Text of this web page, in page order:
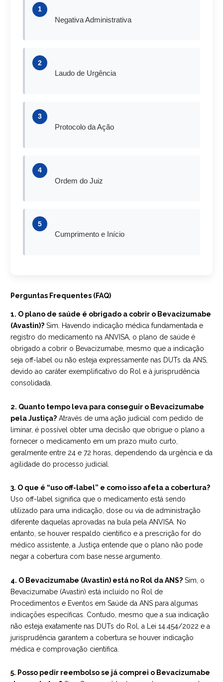
1
Negativa Administrativa
2
Laudo de Urgência
3
Protocolo da Ação
4
Ordem do Juiz
5
Cumprimento e Início
Perguntas Frequentes (FAQ)
1. O plano de saúde é obrigado a cobrir o Bevacizumabe
(Avastin)? Sim. Havendo indicação médica fundamentada e
registro do medicamento na ANVISA, o plano de saúde é
obrigado a cobrir o Bevacizumabe, mesmo que a indicação
seja off-label ou não esteja expressamente nas DUTs da ANS,
devido ao caráter exemplificativo do Rol e à jurisprudência
consolidada.
2. Quanto tempo leva para conseguir o Bevacizumabe
pela Justiça? Através de uma ação judicial com pedido de
liminar, é possível obter uma decisão que obrigue o plano a
fornecer o medicamento em um prazo muito curto,
geralmente entre 24 e 72 horas, dependendo da urgência e da
agilidade do processo judicial.
3. O que é “uso off-label” e como isso afeta a cobertura?
Uso off-label significa que o medicamento está sendo
utilizado para uma indicação, dose ou via de administração
diferente daquelas aprovadas na bula pela ANVISA. No
entanto, se houver respaldo científico e a prescrição for do
médico assistente, a Justiça entende que o plano não pode
negar a cobertura com base nesse argumento.
4. O Bevacizumabe (Avastin) está no Rol da ANS? Sim, o
Bevacizumabe (Avastin) está incluído no Rol de
Procedimentos e Eventos em Saúde da ANS para algumas
indicações específicas. Contudo, mesmo que a sua indicação
não esteja exatamente nas DUTs do Rol, a Lei 14.454/2022 e a
jurisprudência garantem a cobertura se houver indicação
médica e comprovação científica.
5. Posso pedir reembolso se já comprei o Bevacizumabe